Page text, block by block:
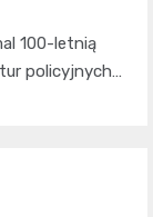
100-letnią
policyjnych…